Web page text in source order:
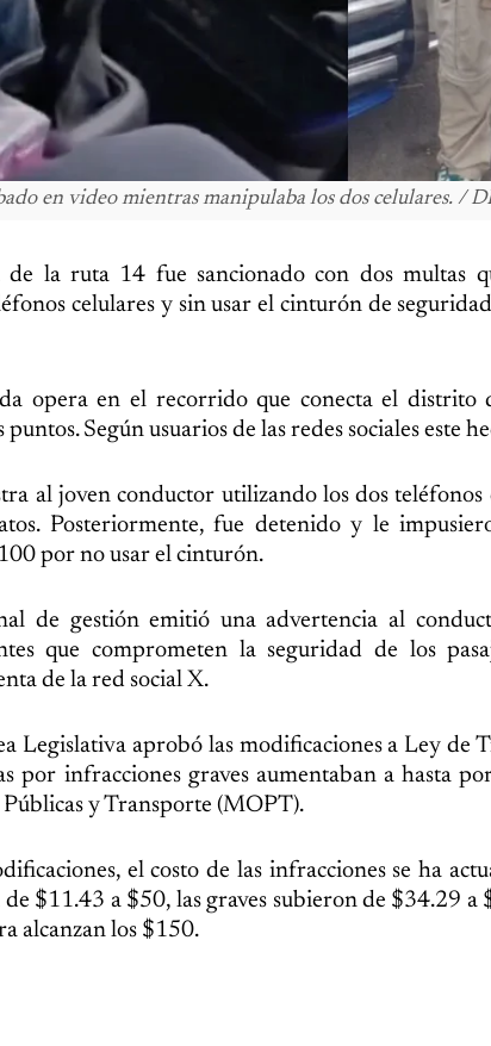
en video mientras manipulaba los dos celulares. /
la ruta 14 fue sancionado con dos multas
celulares y sin usar el cinturón de
opera en el recorrido que conecta el distrito
Según usuarios de las redes sociales este
al joven conductor utilizando los dos
Posteriormente, fue detenido y le
por no usar el cinturón.
de gestión emitió una advertencia al
que comprometen la seguridad de los
de la red social X.
Legislativa aprobó las modificaciones a Ley de
por infracciones graves aumentaban a hasta
y Transporte (MOPT).
el costo de las infracciones se ha
$11.43 a $50, las graves subieron de $34.29 a
alcanzan los $150.